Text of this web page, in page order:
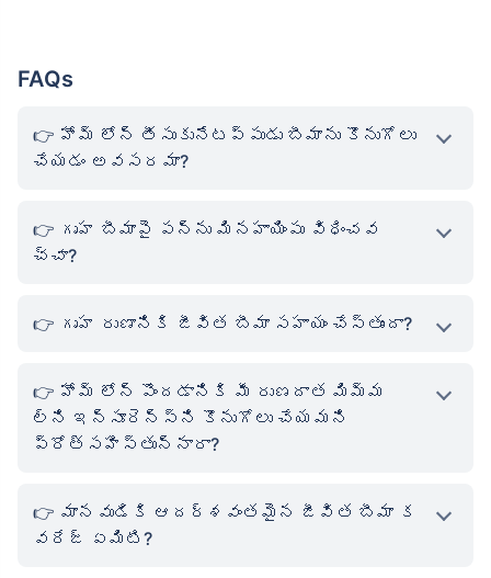
FAQs
హోమ్ లోన్ తీసుకునేటప్పుడు బీమాను కొనుగోలు
చేయడం అవసరమా?
గృహ బీమాపై పన్ను మినహాయింపు విధించవ
చ్చా?
గృహ రుణానికి జీవిత బీమా సహాయం చేస్తుందా?
హోమ్ లోన్ పొందడానికి మీ రుణదాత మిమ్మ
ల్ని ఇన్సూరెన్స్‌ని కొనుగోలు చేయమని
ప్రోత్సహిస్తున్నారా?
మానవుడికి ఆదర్శవంతమైన జీవిత బీమా క
వరేజ్ ఏమిటి?